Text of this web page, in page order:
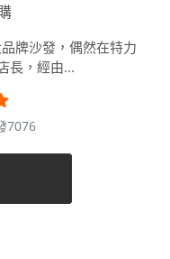
牌沙發，偶然在特力
長，經由...
7076